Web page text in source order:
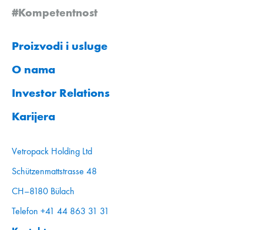
#Kompetentnost
Proizvodi i usluge
O nama
Investor Relations
Karijera
Vetropack Holding Ltd
Schützenmattstrasse 48
CH–8180 Bülach
Telefon +41 44 863 31 31